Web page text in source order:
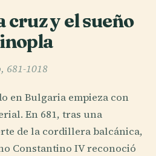
cruz y el sueño
681-1018
en Bulgaria empieza con
En 681, tras una
de la cordillera balcánica,
Constantino IV reconoció